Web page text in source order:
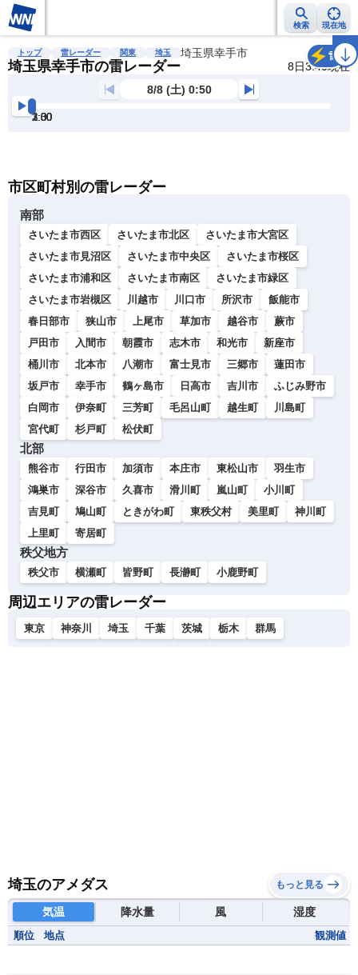
検索 現在地
雨雲レーダー 台風情報 地震情報 警報・注意報 2週間天気 ラ
トップ 雷レーダー 関東 埼玉 埼玉県幸手市
埼玉県幸手市の雷レーダー 8日3:40現在
雷
8/8 (土) 0:50
1:00
1:30
2:00
2:30
3:00
3:30
市区町村別の雷レーダー
南部
さいたま市西区 さいたま市北区
さいたま市大宮区
さいたま市見沼区
さいたま市中央区
さいたま市桜区
さいたま市浦和区
さいたま市南区
さいたま市緑区
さいたま市岩槻区
川越市 川口市 所沢市
飯能市
春日部市
狭山市 上尾市 草加市 越谷市
蕨市
戸田市
入間市 朝霞市 志木市 和光市
新座市
桶川市
北本市 八潮市 富士見市 三郷市
蓮田市
坂戸市
幸手市 鶴ヶ島市 日高市 吉川市
ふじみ野市
白岡市
伊奈町 三芳町 毛呂山町 越生町
川島町
宮代町
杉戸町 松伏町
北部
熊谷市 行田市 加須市 本庄市 東松山市
羽生市
鴻巣市
深谷市 久喜市 滑川町 嵐山町
小川町
吉見町
鳩山町 ときがわ町 東秩父村 美里町
神川町
上里町
寄居町
秩父地方
秩父市 横瀬町 皆野町 長瀞町 小鹿野町
周辺エリアの雷レーダー
東京 神奈川 埼玉 千葉 茨城 栃木 群馬
埼玉のアメダス もっと見る
気温 降水量 風 湿度
順位 地点 観測値